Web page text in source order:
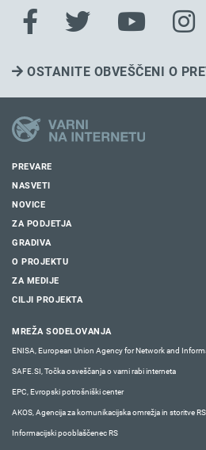
OSTANITE OBVEŠČENI O
PREVARE
NASVETI
NOVICE
ZA PODJETJA
GRADIVA
O PROJEKTU
ZA MEDIJE
CILJI PROJEKTA
MREŽA SODELOVANJA
ENISA, European Union Agency for Network and
SAFE.SI, Točka osveščanja o varni rabi interneta
EPC, Evropski potrošniški center
AKOS, Agencija za komunikacijska omrežja in storitve RS
Informacijski pooblaščenec RS